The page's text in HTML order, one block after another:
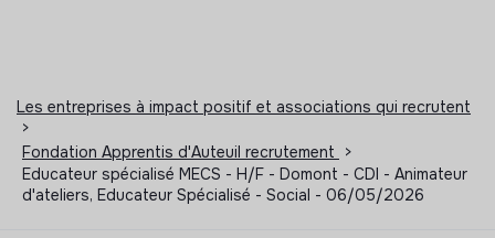
Les entreprises à impact positif et associations qui recrutent
>
Fondation Apprentis d'Auteuil recrutement
>
Educateur spécialisé MECS - H/F - Domont - CDI - Animateur
d'ateliers, Educateur Spécialisé - Social - 06/05/2026